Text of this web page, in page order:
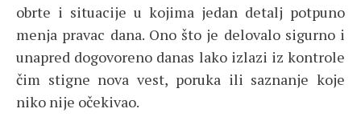
obrte i situacije u kojima jedan detalj potpuno
menja pravac dana. Ono što je delovalo sigurno i
unapred dogovoreno danas lako izlazi iz kontrole
čim stigne nova vest, poruka ili saznanje koje
niko nije očekivao.